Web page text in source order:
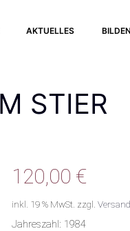
AKTUELLES
STIER
120,00 €
inkl. 19 % MwSt. zzgl.
Jahreszahl: 1984